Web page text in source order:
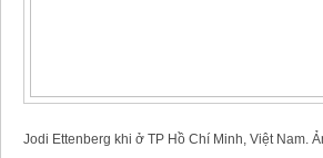
Jodi Ettenberg khi ở TP Hồ Chí Minh, Việt Nam.